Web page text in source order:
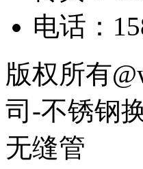
电话：
版权所有
司-不锈钢
无缝管